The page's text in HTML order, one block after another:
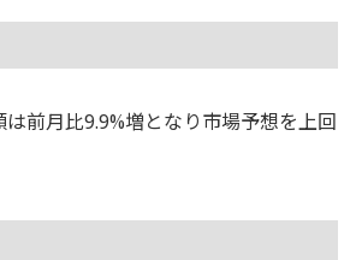
前月比9.9%増となり市場予想を上回